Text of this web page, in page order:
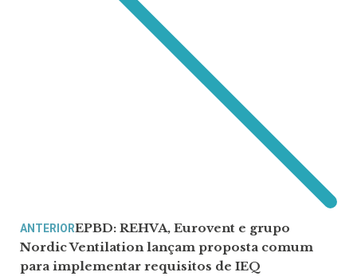
ANTERIOREPBD: REHVA, Eurovent e grupo
Nordic Ventilation lançam proposta comum
para implementar requisitos de IEQ